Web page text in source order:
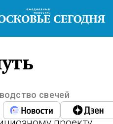
свечей